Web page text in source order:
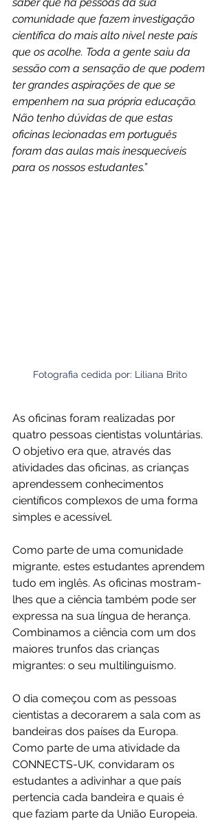
comunidade que fazem investigação
científica do mais alto nível neste país
que os acolhe. Toda a gente saiu da
sessão com a sensação de que podem
ter grandes aspirações de que se
empenhem na sua própria educação.
Não tenho dúvidas de que estas
oficinas lecionadas em português
foram das aulas mais inesquecíveis
para os nossos estudantes.”
Fotografia cedida por: Liliana Brito
As oficinas foram realizadas por
quatro pessoas cientistas voluntárias.
O objetivo era que, através das
atividades das oficinas, as crianças
aprendessem conhecimentos
científicos complexos de uma forma
simples e acessível.
Como parte de uma comunidade
migrante, estes estudantes aprendem
tudo em inglês. As oficinas mostram-
lhes que a ciência também pode ser
expressa na sua língua de herança.
Combinamos a ciência com um dos
maiores trunfos das crianças
migrantes: o seu multilinguismo.
O dia começou com as pessoas
cientistas a decorarem a sala com as
bandeiras dos países da Europa.
Como parte de uma atividade da
CONNECTS-UK, convidaram os
estudantes a adivinhar a que país
pertencia cada bandeira e quais é
que faziam parte da União Europeia.